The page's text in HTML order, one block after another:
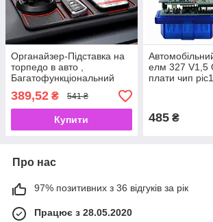
Органайзер-Підставка на
торпедо в авто ,
Багатофункціональний
килимок на панель
приладів в автомобіль
389,52 ₴ 541 ₴
Купити
елм 327 V1,5
плати чип
485₴
Про нас
97% позитивних з 36 відгуків за рік
Працює з 28.05.2020